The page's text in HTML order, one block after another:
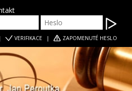
VERIFIKACE | ZAPOMENUTÉ HESLO